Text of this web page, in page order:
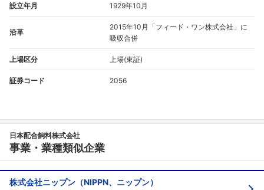
設立年月 1929年10月
沿革
2015年10月「フィード・ワン株式会社」に
吸収合併
上場区分 上場(東証)
証券コード 2056
日本配合飼料株式会社
事業・業種類似企業
株式会社ニップン（NIPPN、ニップン）